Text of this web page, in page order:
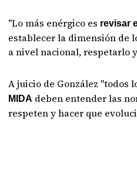
"Lo más enérgico es revisar
establecer la dimensión de
a nivel nacional, respetarlo
A juicio de González "todos
MIDA deben entender las
respeten y hacer que